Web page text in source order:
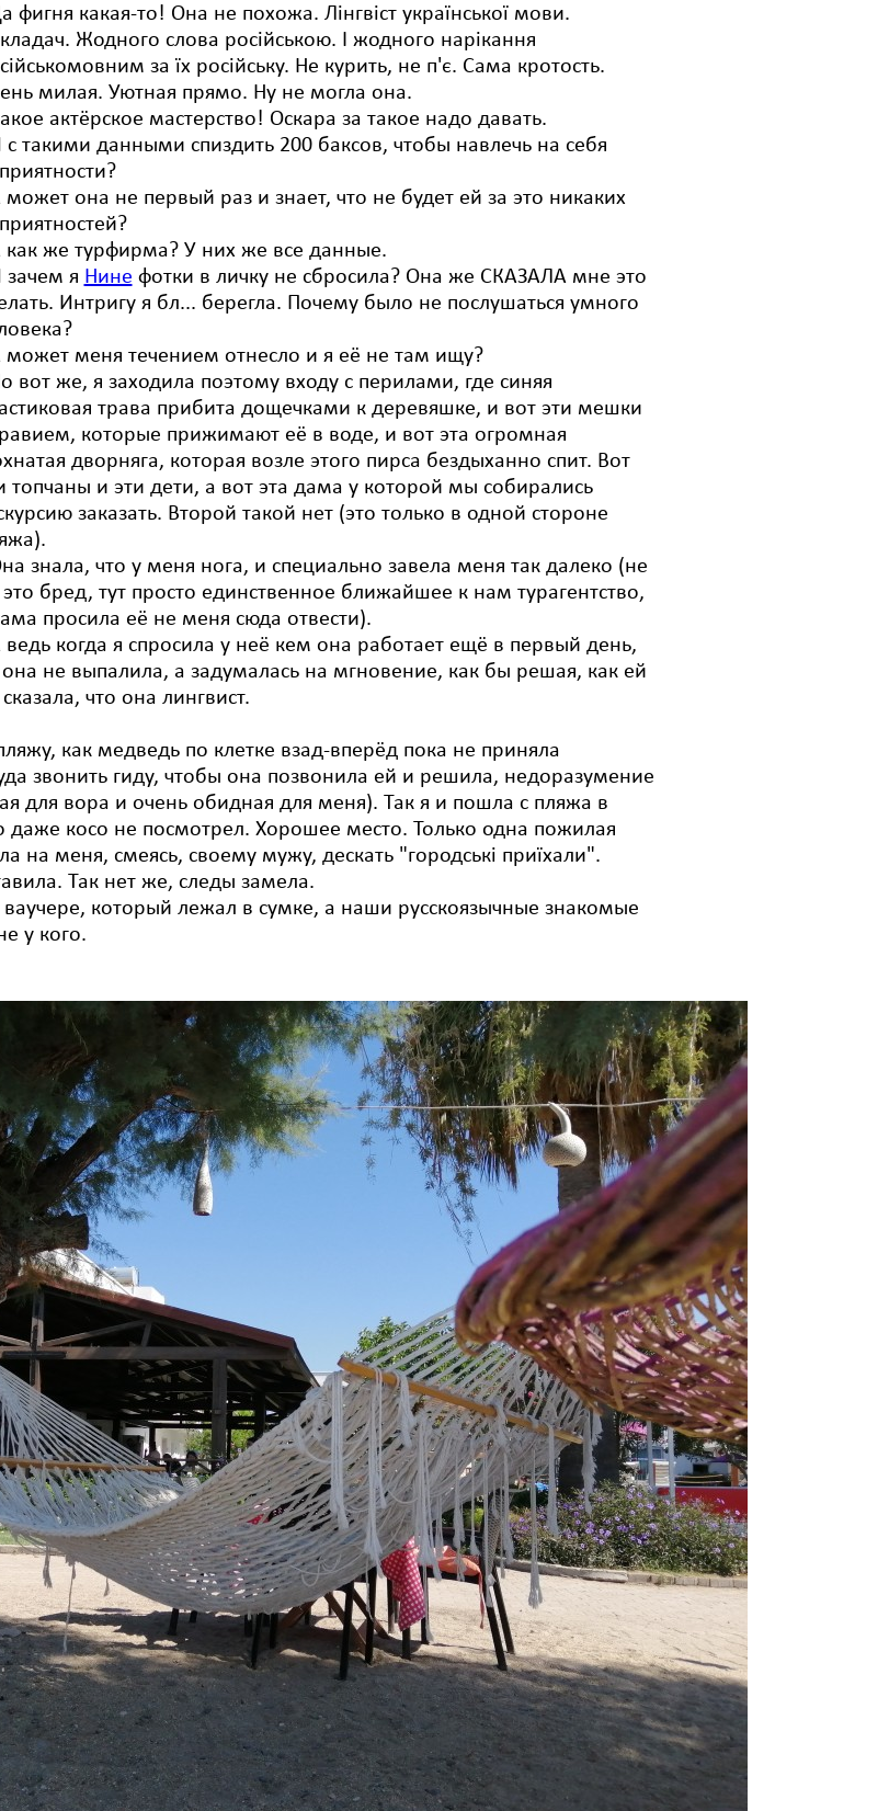
фигня какая-то! Она не похожа. Лінгвіст української мови.
Жодного слова російською. І жодного нарікання
за їх російську. Не курить, не п'є. Сама кротость.
милая. Уютная прямо. Ну не могла она.
актёрское мастерство! Оскара за такое надо давать.
с такими данными спиздить 200 баксов, чтобы навлечь на себя
может она не первый раз и знает, что не будет ей за это никаких
как же турфирма? У них же все данные.
зачем я Нине фотки в личку не сбросила? Она же СКАЗАЛА мне это
Интригу я бл... берегла. Почему было не послушаться умного
может меня течением отнесло и я её не там ищу?
вот же, я заходила поэтому входу с перилами, где синяя
трава прибита дощечками к деревяшке, и вот эти мешки
которые прижимают её в воде, и вот эта огромная
дворняга, которая возле этого пирса бездыханно спит. Вот
топчаны и эти дети, а вот эта дама у которой мы собирались
заказать. Второй такой нет (это только в одной стороне
знала, что у меня нога, и специально завела меня так далеко (не
это бред, тут просто единственное ближайшее к нам турагентство,
просила её не меня сюда отвести).
ведь когда я спросила у неё кем она работает ещё в первый день,
она не выпалила, а задумалась на мгновение, как бы решая, как ей
что она лингвист.
как медведь по клетке взад-вперёд пока не приняла
звонить гиду, чтобы она позвонила ей и решила, недоразумение
для вора и очень обидная для меня). Так я и пошла с пляжа в
даже косо не посмотрел. Хорошее место. Только одна пожилая
меня, смеясь, своему мужу, дескать "городські приїхали".
Так нет же, следы замела.
который лежал в сумке, а наши русскоязычные знакомые
у кого.